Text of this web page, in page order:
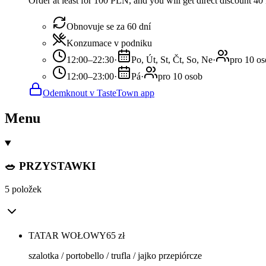
Obnovuje se za 60 dní
Konzumace v podniku
12:00–22:30· Po, Út, St, Čt, So, Ne·
pro 10
12:00–23:00· Pá·
pro 10 osob
Odemknout v TasteTown app
Menu
🥗 PRZYSTAWKI
5 položek
TATAR WOŁOWY65 zł
szalotka / portobello / trufla / jajko przepiórcze